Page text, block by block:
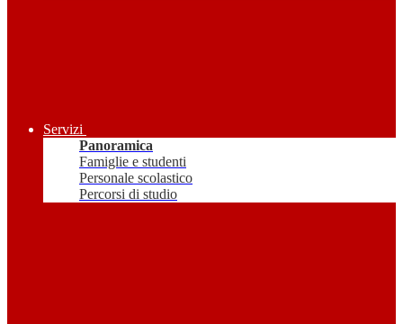
Servizi
Panoramica
Famiglie e studenti
Personale scolastico
Percorsi di studio